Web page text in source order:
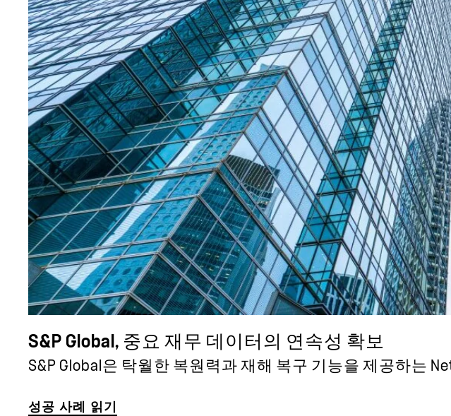
S&P Global, 중요 재무 데이터의 연속성 확보
S&P Global은 탁월한 복원력과 재해 복구 기능을 제공하는
성공 사례 읽기